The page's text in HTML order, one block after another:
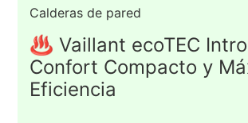
Calderas de pared
♨️ Vaillant ecoTEC
Confort Compacto y
Eficiencia